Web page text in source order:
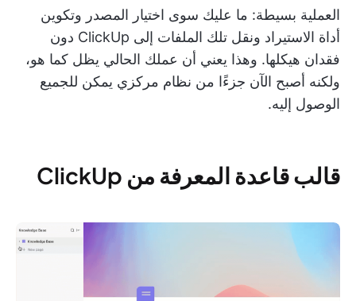
العملية بسيطة: ما عليك سوى اختيار المصدر وتكوين
أداة الاستيراد ونقل تلك الملفات إلى ClickUp دون
فقدان هيكلها. وهذا يعني أن عملك الحالي يظل كما هو،
ولكنه أصبح الآن جزءًا من نظام مركزي يمكن للجميع
الوصول إليه.
قالب قاعدة المعرفة من ClickUp